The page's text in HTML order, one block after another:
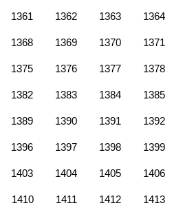
1361 1362 1363 1364
1368 1369 1370 1371
1375 1376 1377 1378
1382 1383 1384 1385
1389 1390 1391 1392
1396 1397 1398 1399
1403 1404 1405 1406
1410 1411 1412 1413